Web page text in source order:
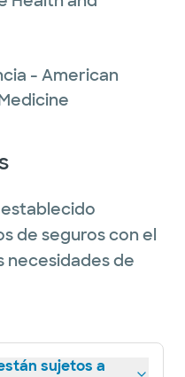
- American
de seguros con el
necesidades de
sujetos a